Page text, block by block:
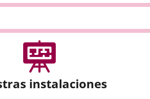
instalaciones